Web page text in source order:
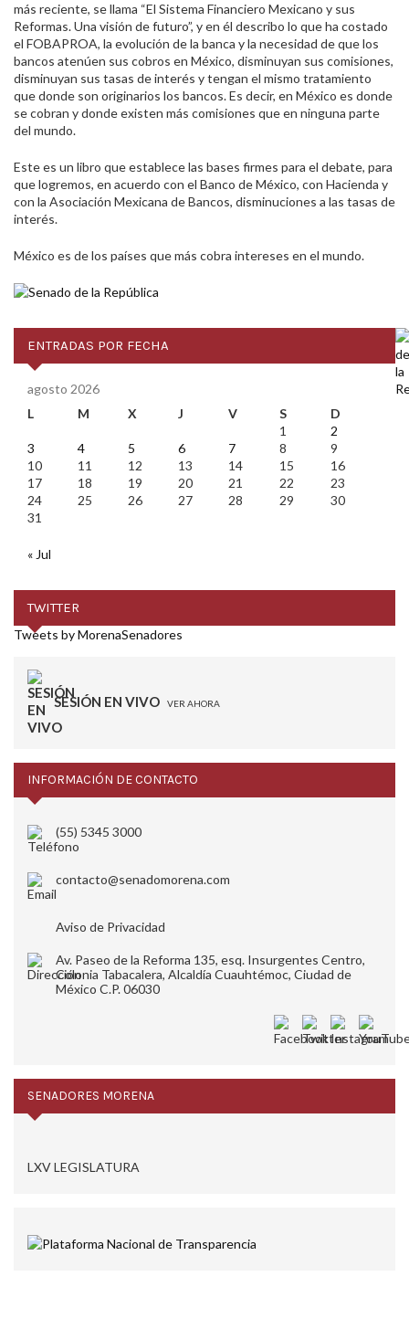
más reciente, se llama “El Sistema Financiero Mexicano y sus
Reformas. Una visión de futuro”, y en él describo lo que ha costado
el FOBAPROA, la evolución de la banca y la necesidad de que los
bancos atenúen sus cobros en México, disminuyan sus comisiones,
disminuyan sus tasas de interés y tengan el mismo tratamiento
que donde son originarios los bancos. Es decir, en México es donde
se cobran y donde existen más comisiones que en ninguna parte
del mundo.
Este es un libro que establece las bases firmes para el debate, para
que logremos, en acuerdo con el Banco de México, con Hacienda y
con la Asociación Mexicana de Bancos, disminuciones a las tasas de
interés.
México es de los países que más cobra intereses en el mundo.
ENTRADAS POR FECHA
agosto 2026
L
M X J V S
D
1
2
3
4 5 6 7 8
9
10
11 12 13 14 15
16
17
18 19 20 21 22
23
24
25 26 27 28 29
30
31
« Jul
TWITTER
Tweets by MorenaSenadores
SESIÓN EN VIVO VER AHORA
INFORMACIÓN DE CONTACTO
(55) 5345 3000
contacto@senadomorena.com
Aviso de Privacidad
Av. Paseo de la Reforma 135, esq. Insurgentes Centro,
Colonia Tabacalera, Alcaldía Cuauhtémoc, Ciudad de
México C.P. 06030
SENADORES MORENA
LXV LEGISLATURA